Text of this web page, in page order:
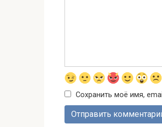
Сохранить моё имя,